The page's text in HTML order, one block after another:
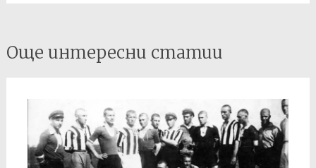
Post
navigation
Още интересни статии